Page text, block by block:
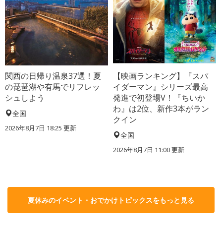
関西の日帰り温泉37選！夏
の琵琶湖や有馬でリフレッ
シュしよう
全国
2026年8月7日 18:25 更新
【映画ランキング】『スパ
イダーマン』シリーズ最高
発進で初登場V！『ちいか
わ』は2位、新作3本がラン
クイン
全国
2026年8月7日 11:00更新
夏休みのイベント・おでかけトピックスをもっと見る